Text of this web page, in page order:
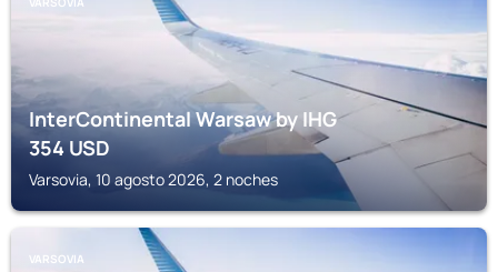
InterContinental Warsaw by IHG
354USD
Varsovia, 10 agosto 2026, 2 noches
VARSOVIA